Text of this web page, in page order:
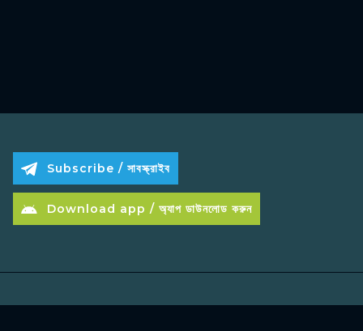
Subscribe / সাবস্ক্রাইব
Download app / অ্যাপ ডাউনলোড করুন